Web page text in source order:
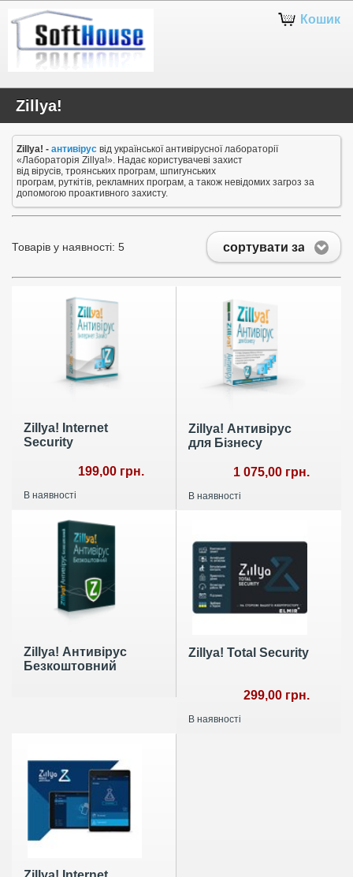
Кошик
Zillya!
Zillya! - антивірус від української антивірусної лабораторії
«Лабораторія Zillya!». Надає користувачеві захист
від вірусів, троянських програм, шпигунських
програм, руткітів, рекламних програм, а також невідомих загроз за
допомогою проактивного захисту.
сортувати за
Товарів у наявності: 5
Zillya! Internet
Security
199,00 грн.
В наявності
Zillya! Антивірус
для Бізнесу
1 075,00 грн.
В наявності
Zillya! Антивірус
Безкоштовний
Zillya! Total Security
299,00 грн.
В наявності